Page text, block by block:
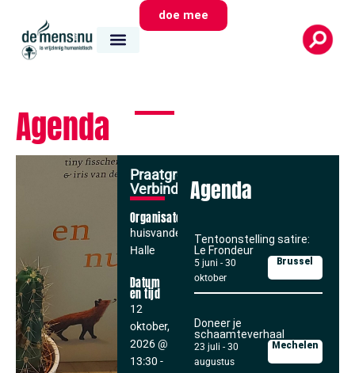
doe mee
Agenda
Praatgroep
Verbinding
Organisator
huisvandeMens
Halle
Datum
en tijd
12
oktober,
2026@
13:30 -
Agenda
Tentoonstelling satire:
Le Frondeur
5 juni - 30
oktober
Brussel
Doneer je
schaamteverhaal
23 juli - 30
augustus
Mechelen